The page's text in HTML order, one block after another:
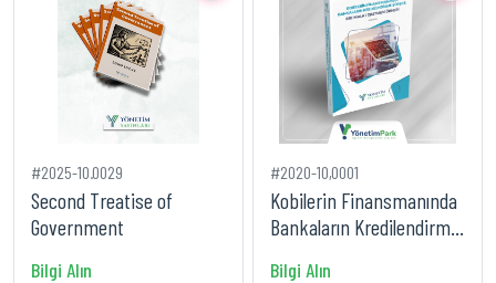
#2025-10.0029
Second Treatise of
Government
Bilgi Alın
#2020-10,0001
Kobilerin Finansmanında
Bankaların Kredilendirme
Bilgi Alın